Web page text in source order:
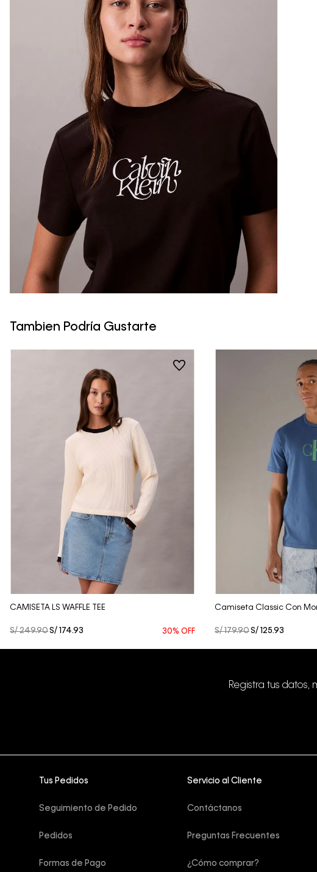
Tambien Podría Gustarte
Vista Rápida
CAMISETA LS WAFFLE TEE
S/ 249.90S/ 174.93 30% OFF
Vista
Camiseta Classic Con
S/ 179.90S/ 125.93
Registra tus datos,
Tus Pedidos
Seguimiento de Pedido
Pedidos
Formas de Pago
Servicio al Cliente
Contáctanos
Preguntas Frecuentes
¿Cómo comprar?